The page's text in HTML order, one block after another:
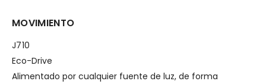
MOVIMIENTO
J710
Eco-Drive
Alimentado por cualquier fuente de luz, de forma